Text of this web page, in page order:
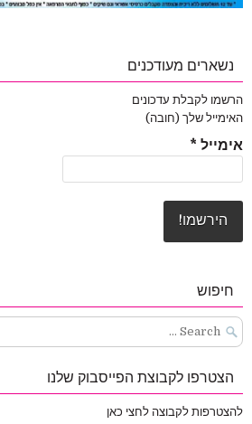
נשארים מעודכנים
הרשמו לקבלת עדכונים
האימייל שלך (חובה)
אימייל *
חיפוש
Search
for:
הצטרפו לקבוצת הפייסבוק שלנו
להצטרפות לקבוצה לחצי כאן